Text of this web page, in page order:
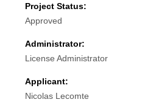
Project Status:
Approved
Administrator:
License Administrator
Applicant:
Nicolas Lecomte